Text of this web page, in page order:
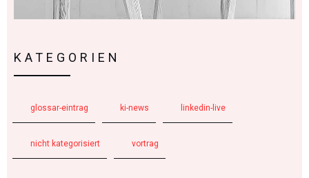
KATEGORIEN
glossar-eintrag ki-news linkedin-live
nicht kategorisiert vortrag